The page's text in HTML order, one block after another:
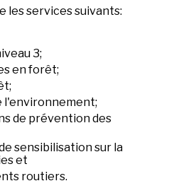
les services suivants:
3;
en forêt;
l'environnement;
de prévention des
sensibilisation sur la
et
routiers.